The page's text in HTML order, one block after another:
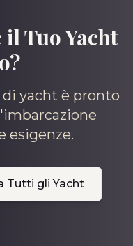
Tuo Yacht
yacht è pronto
esigenze.
Tutti gli Yacht